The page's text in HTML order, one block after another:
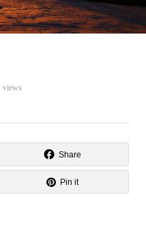
views
Share
Pin it